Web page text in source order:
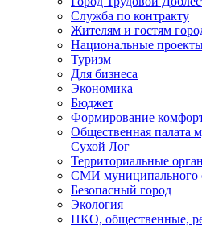
Служба по контракту
Жителям и гостям
Национальные
Туризм
Для бизнеса
Экономика
Бюджет
Формирование
Общественная палата
Сухой Лог
Территориальные
СМИ муниципального
Безопасный город
Экология
НКО, общественные,